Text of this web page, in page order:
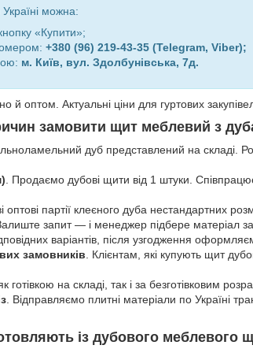
можна:
«Купити»;
+380 (96) 219-43-35 (Telegram, Viber);
м. Київ, вул. Здолбунівська, 7д.
оптом. Актуальні ціни для гуртових
замовити щит меблевий з
дуб представлений на складі.
. Продаємо дубові щити від 1 штуки.
оптові партії клеєного дуба нестандартних
запит — і менеджер підбере матеріал
варіантів, після узгодження
замовників. Клієнтам, які купують щит
готівкою на складі, так і за безготівковим
. Відправляємо плитні матеріали по Україні
із дубового меблевого